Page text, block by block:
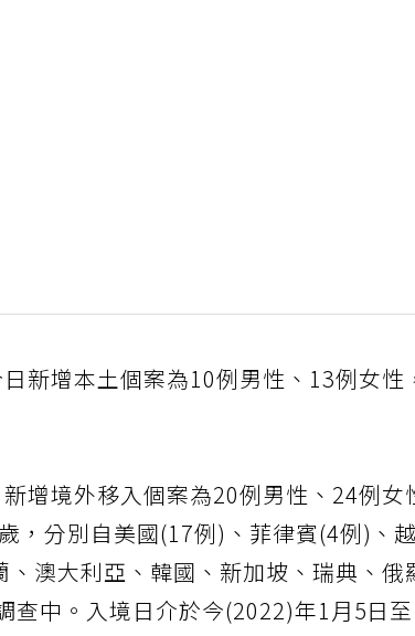
新增本土個案為10例男性、13例女性
增境外移入個案為20例男性、24例女
，分別自美國(17例)、菲律賓(4例)、
澳大利亞、韓國、新加坡、瑞典、俄
查中。入境日介於今(2022)年1月5日至